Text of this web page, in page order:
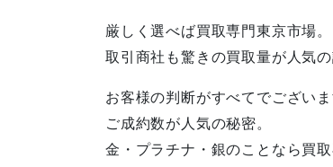
厳しく選べば買取専門東京市場。
取引商社も驚きの買取量が人気の
お客様の判断がすべてでございま
ご成約数が人気の秘密。
金・プラチナ・銀のことなら買取